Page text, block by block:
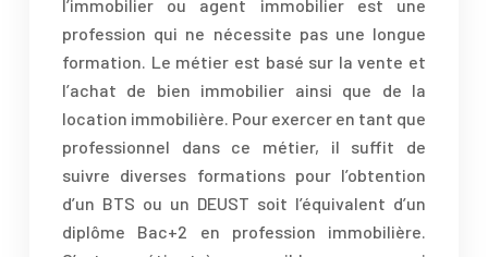
l’immobilier ou agent immobilier est une
profession qui ne nécessite pas une longue
formation. Le métier est basé sur la vente et
l’achat de bien immobilier ainsi que de la
location immobilière. Pour exercer en tant que
professionnel dans ce métier, il suffit de
suivre diverses formations pour l’obtention
d’un BTS ou un DEUST soit l’équivalent d’un
diplôme Bac+2 en profession immobilière.